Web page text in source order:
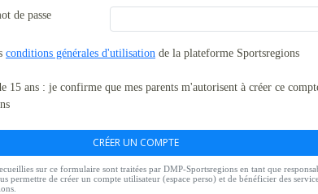
de passe
conditions générales d'utilisation de la plateforme Sportsregions
15 ans : je confirme que mes parents m'autorisent à créer ce
CRÉER UN COMPTE
sur ce formulaire sont traitées par DMP-Sportsregions en tant que
permettre de créer un compte utilisateur (espace perso) et de bénéficier des